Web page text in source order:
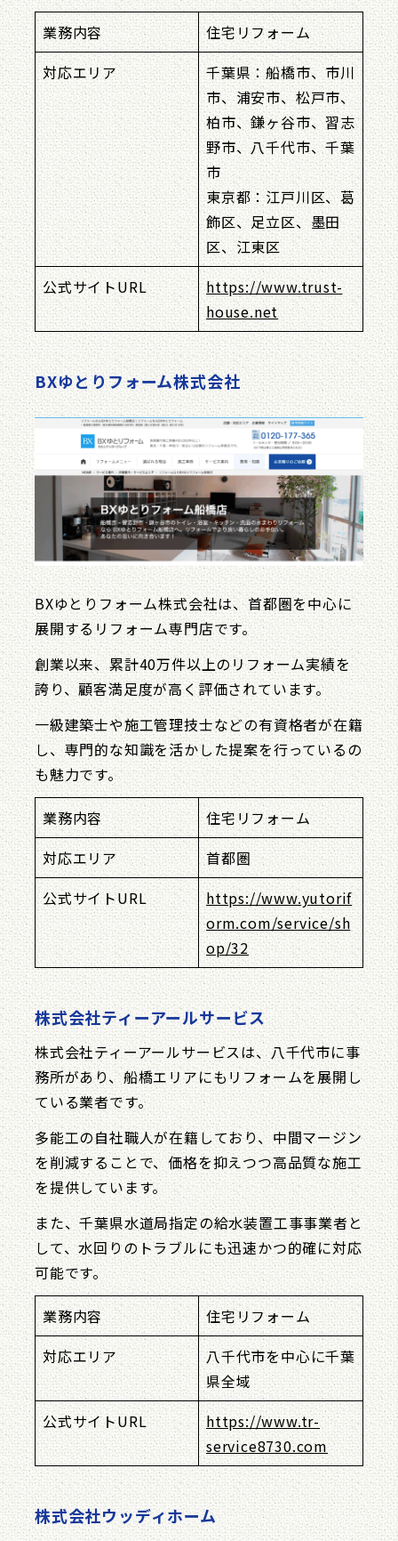
業務内容
住宅リフォーム
対応エリア
千葉県：船橋市、市川
市、浦安市、松戸市、
柏市、鎌ヶ谷市、習志
野市、八千代市、千葉
市
東京都：江戸川区、葛
飾区、足立区、墨田
区、江東区
公式サイトURL
https://www.trust-
house.net
BXゆとりフォーム株式会社
BXゆとりフォーム株式会社は、首都圏を中心に
展開するリフォーム専門店です。
創業以来、累計40万件以上のリフォーム実績を
誇り、顧客満足度が高く評価されています。
一級建築士や施工管理技士などの有資格者が在籍
し、専門的な知識を活かした提案を行っているの
も魅力です。
業務内容
住宅リフォーム
対応エリア
首都圏
公式サイトURL
https://www.yutorif
orm.com/service/sh
op/32
株式会社ティーアールサービス
株式会社ティーアールサービスは、八千代市に事
務所があり、船橋エリアにもリフォームを展開し
ている業者です。
多能工の自社職人が在籍しており、中間マージン
を削減することで、価格を抑えつつ高品質な施工
を提供しています。
また、千葉県水道局指定の給水装置工事事業者と
して、水回りのトラブルにも迅速かつ的確に対応
可能です。
業務内容
住宅リフォーム
対応エリア
八千代市を中心に千葉
県全域
公式サイトURL
https://www.tr-
service8730.com
株式会社ウッディホーム